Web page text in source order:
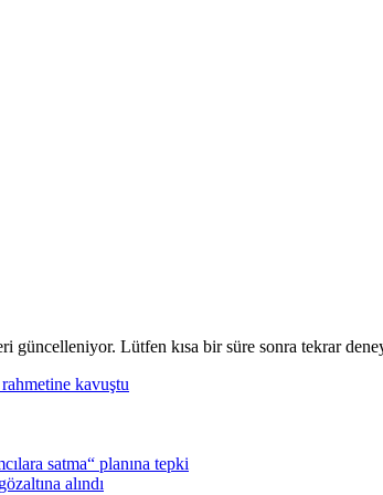
güncelleniyor. Lütfen kısa bir süre sonra tekrar
kavuştu
satma“ planına tepki
alındı